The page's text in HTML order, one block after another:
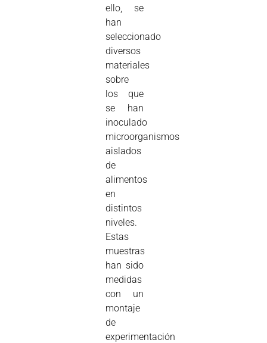
ello, se
han
seleccionado
diversos
materiales
sobre
los que
se han
inoculado
microorganismos
aislados
de
alimentos
en
distintos
niveles.
Estas
muestras
han sido
medidas
con un
montaje
de
experimentación